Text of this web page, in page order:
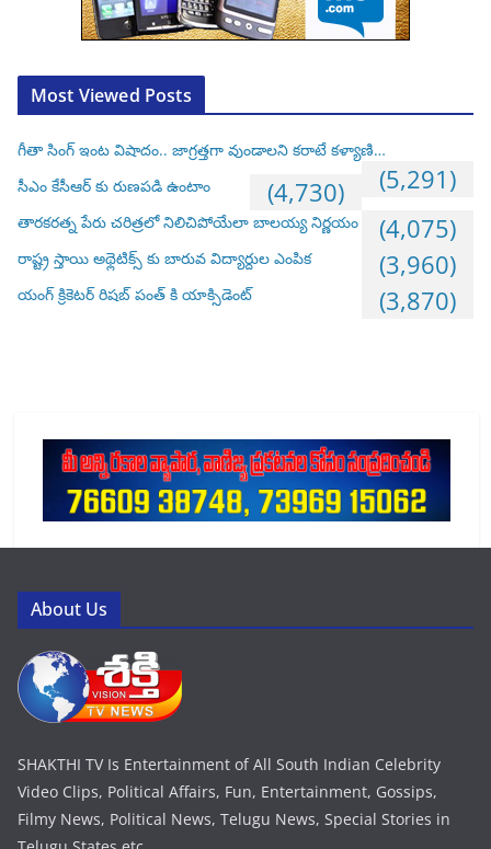
Most Viewed Posts
గీతా సింగ్ ఇంట విషాదం.. జాగ్రత్తగా వుండాలని కరాటే కళ్యాణి…
(5,291)
సీఎం కేసీఆర్ కు రుణపడి ఉంటాం (4,730)
తారకరత్న పేరు చరిత్రలో నిలిచిపోయేలా బాలయ్య నిర్ణయం (4,075)
రాష్ట్ర స్తాయి అథ్లెటిక్స్ కు బారువ విద్యార్దుల ఎంపిక (3,960)
యంగ్ క్రికెటర్ రిషబ్ పంత్ కి యాక్సిడెంట్ (3,870)
About Us
SHAKTHI TV Is Entertainment of All South Indian Celebrity
Video Clips, Political Affairs, Fun, Entertainment, Gossips,
Filmy News, Political News, Telugu News, Special Stories in